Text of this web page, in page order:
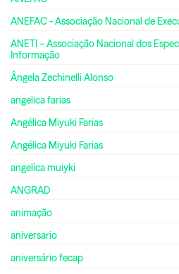
ANEFAC - Associação Nacional de
ANETI – Associação Nacional dos
Informação
Ângela Zechinelli Alonso
angelica farias
Angélica Miyuki Farias
Angélica Miyuki Farias
angelica muiyki
ANGRAD
animação
aniversario
aniversário fecap